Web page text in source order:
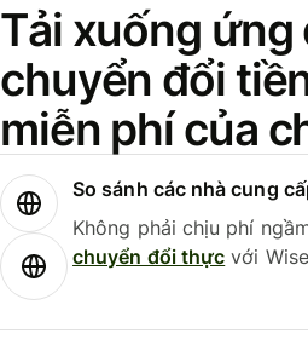
Tải xuống ứng
chuyển đổi
miễn phí của
So sánh các nhà cung
Không phải chịu phí
chuyển đổi thực với